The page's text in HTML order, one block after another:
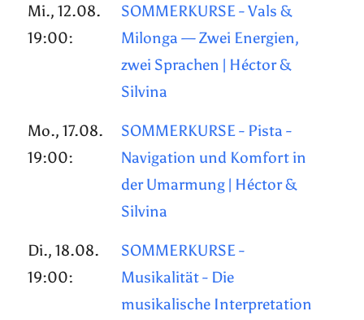
Mi., 12.08.
19:00:
SOMMERKURSE - Vals &
Milonga — Zwei Energien,
zwei Sprachen | Héctor &
Silvina
Mo., 17.08.
19:00:
SOMMERKURSE - Pista -
Navigation und Komfort in
der Umarmung | Héctor &
Silvina
Di., 18.08.
19:00:
SOMMERKURSE -
Musikalität - Die
musikalische Interpretation